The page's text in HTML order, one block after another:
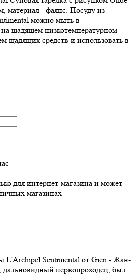
материал - фаянс. Посуду из
можно мыть в
щадящем низкотемпературном
щадящих средств и использовать в
для интернет-магазина и может
магазинах
L'Archipel Sentimental от Gien - Жан-
первопроходец, был